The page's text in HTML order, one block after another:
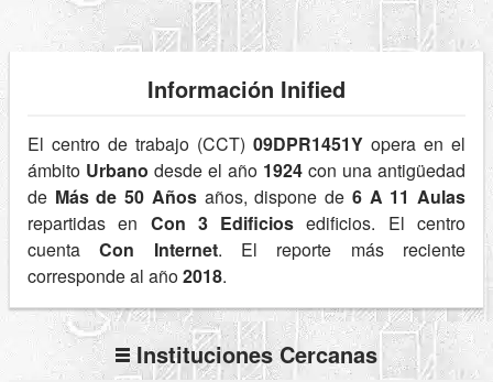
Información Inified
El centro de trabajo (CCT) 09DPR1451Y opera en el
ámbito Urbano desde el año 1924 con una antigüedad
de Más de 50 Añosaños, dispone de 6 A 11 Aulas
repartidas en Con 3 Edificios edificios. El centro
cuentaCon Internet. El reporte más reciente
corresponde al año2018.
Instituciones Cercanas